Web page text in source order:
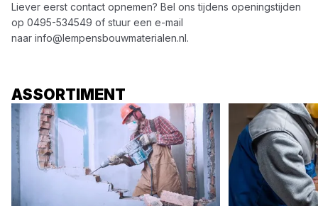
Liever eerst contact opnemen? Bel ons tijdens openingstijden
op 0495-534549 of stuur een e-mail
naar info@lempensbouwmaterialen.nl.
ASSORTIMENT